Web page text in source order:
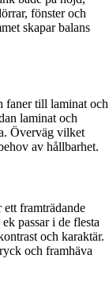
fönster och
skapar balans
faner till laminat och
laminat och
Överväg vilket
av hållbarhet.
framträdande
passar i de flesta
och karaktär.
och framhäva